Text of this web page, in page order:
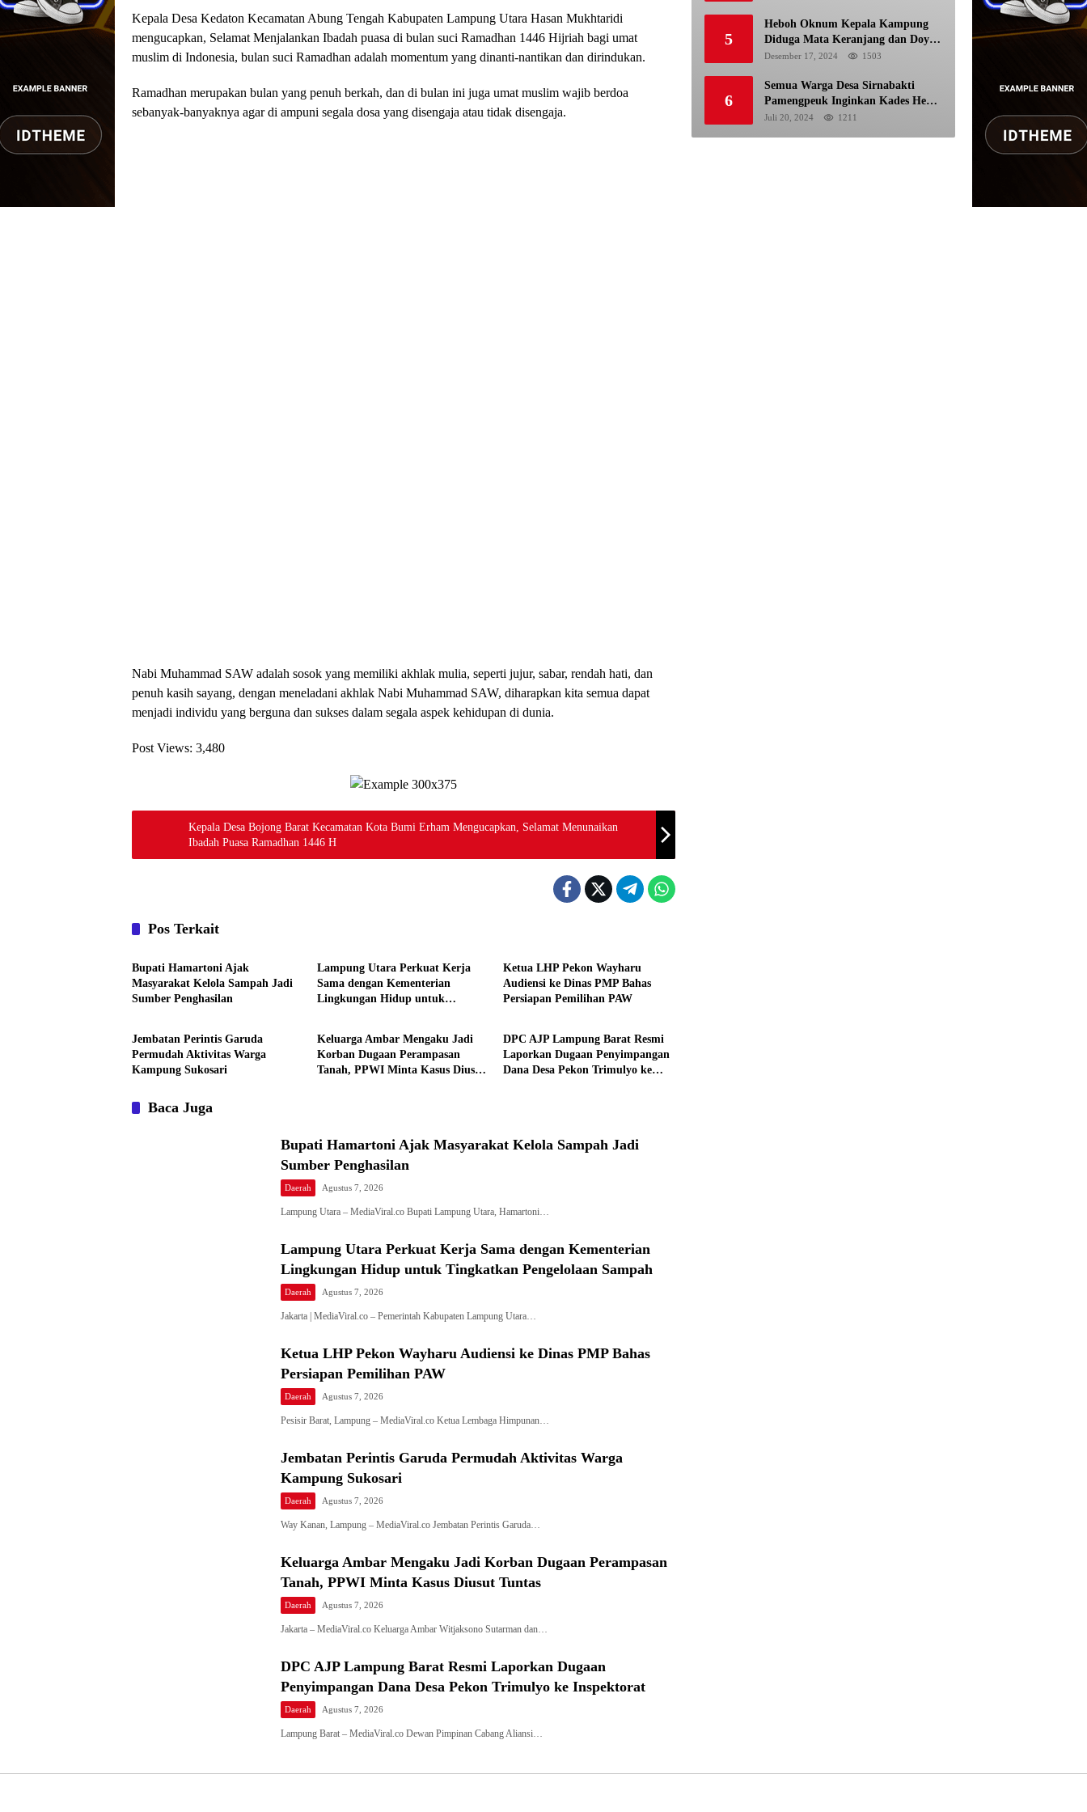
Kepala Desa Kedaton Kecamatan Abung Tengah Kabupaten Lampung Utara Hasan Mukhtaridi
mengucapkan, Selamat Menjalankan Ibadah puasa di bulan suci Ramadhan 1446 Hijriah bagi umat
muslim di Indonesia, bulan suci Ramadhan adalah momentum yang dinanti-nantikan dan dirindukan.
Ramadhan merupakan bulan yang penuh berkah, dan di bulan ini juga umat muslim wajib berdoa
sebanyak-banyaknya agar di ampuni segala dosa yang disengaja atau tidak disengaja.
Nabi Muhammad SAW adalah sosok yang memiliki akhlak mulia, seperti jujur, sabar, rendah hati, dan
penuh kasih sayang, dengan meneladani akhlak Nabi Muhammad SAW, diharapkan kita semua dapat
menjadi individu yang berguna dan sukses dalam segala aspek kehidupan di dunia.
Post Views: 3,480
Kepala Desa Bojong Barat Kecamatan Kota Bumi Erham Mengucapkan, Selamat Menunaikan
Ibadah Puasa Ramadhan 1446 H
Pos Terkait
Daerah
Bupati Hamartoni Ajak
Masyarakat Kelola Sampah Jadi
Sumber Penghasilan
Lampung Utara Perkuat Kerja
Sama dengan Kementerian
Lingkungan Hidup untuk
Ketua LHP Pekon Wayharu
Audiensi ke Dinas PMP Bahas
Persiapan Pemilihan PAW
Jembatan Perintis Garuda
Permudah Aktivitas Warga
Kampung Sukosari
Daerah
Keluarga Ambar Mengaku Jadi
Korban Dugaan Perampasan
Tanah, PPWI Minta Kasus Diusut
Daerah
DPC AJP Lampung Barat Resmi
Laporkan Dugaan Penyimpangan
Dana Desa Pekon Trimulyo ke
Baca Juga
Bupati Hamartoni Ajak Masyarakat Kelola Sampah Jadi
Sumber Penghasilan
Daerah Agustus 7, 2026
Lampung Utara – MediaViral.co Bupati Lampung Utara, Hamartoni…
Lampung Utara Perkuat Kerja Sama dengan Kementerian
Lingkungan Hidup untuk Tingkatkan Pengelolaan Sampah
Daerah Agustus 7, 2026
Jakarta | MediaViral.co – Pemerintah Kabupaten Lampung Utara…
Ketua LHP Pekon Wayharu Audiensi ke Dinas PMP Bahas
Persiapan Pemilihan PAW
Daerah Agustus 7, 2026
Pesisir Barat, Lampung – MediaViral.co Ketua Lembaga Himpunan…
Jembatan Perintis Garuda Permudah Aktivitas Warga
Kampung Sukosari
Daerah Agustus 7, 2026
Way Kanan, Lampung – MediaViral.co Jembatan Perintis Garuda…
Keluarga Ambar Mengaku Jadi Korban Dugaan Perampasan
Tanah, PPWI Minta Kasus Diusut Tuntas
Daerah Agustus 7, 2026
Jakarta – MediaViral.co Keluarga Ambar Witjaksono Sutarman dan…
DPC AJP Lampung Barat Resmi Laporkan Dugaan
Penyimpangan Dana Desa Pekon Trimulyo ke Inspektorat
Daerah Agustus 7, 2026
Lampung Barat – MediaViral.co Dewan Pimpinan Cabang Aliansi…
5
Heboh Oknum Kepala Kampung
Diduga Mata Keranjang dan Doyan
Istri Orang
Desember 17, 2024 1503
6
Semua Warga Desa Sirnabakti
Pamengpeuk Inginkan Kades Herdi
Hidayat di Berhentikan Dari
Juli 20, 2024 1211